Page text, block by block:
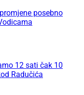
posebno
12 sati čak 10
Radučića